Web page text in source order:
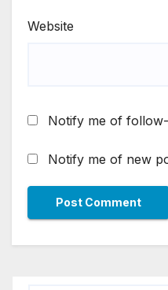
Website
Notify me of
Notify me of new